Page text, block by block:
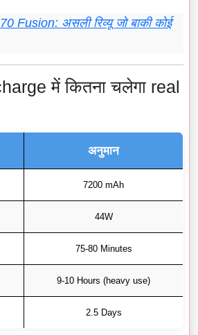
Fusion: असली रिव्यू जो बाकी कोई
में कितना चलेगा real
अनुमान
7200 mAh
44W
75-80 Minutes
9-10 Hours (heavy use)
2.5 Days